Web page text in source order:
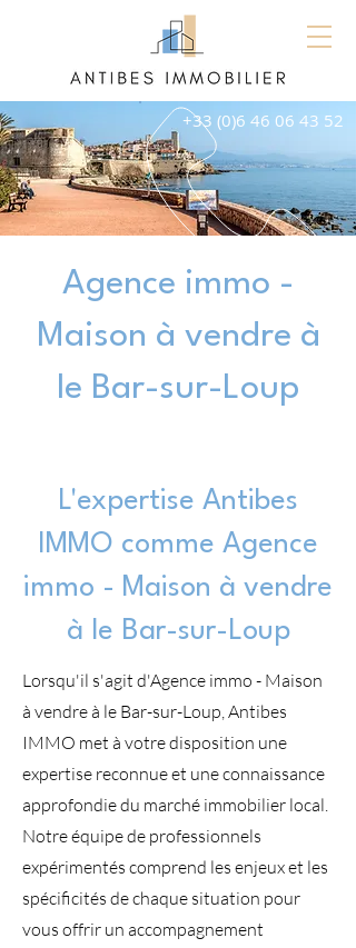
+33 (0)6 46 06 43 52
Agence immo -
Maison à vendre à
le Bar-sur-Loup
L'expertise Antibes
IMMO comme Agence
immo - Maison à vendre
à le Bar-sur-Loup
Lorsqu'il s'agit d'Agence immo - Maison
à vendre à le Bar-sur-Loup, Antibes
IMMO met à votre disposition une
expertise reconnue et une connaissance
approfondie du marché immobilier local.
Notre équipe de professionnels
expérimentés comprend les enjeux et les
spécificités de chaque situation pour
vous offrir un accompagnement